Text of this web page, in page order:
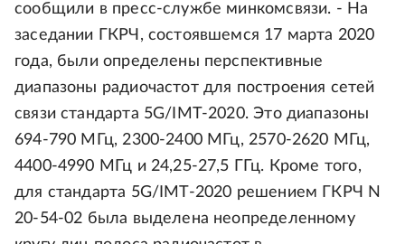
сообщили в пресс-службе минкомсвязи. - На
заседании ГКРЧ, состоявшемся 17 марта 2020
года, были определены перспективные
диапазоны радиочастот для построения сетей
связи стандарта 5G/IMT-2020. Это диапазоны
694-790 МГц, 2300-2400 МГц, 2570-2620 МГц,
4400-4990 МГц и 24,25-27,5 ГГц. Кроме того,
для стандарта 5G/IMT-2020 решением ГКРЧ N
20-54-02 была выделена неопределенному